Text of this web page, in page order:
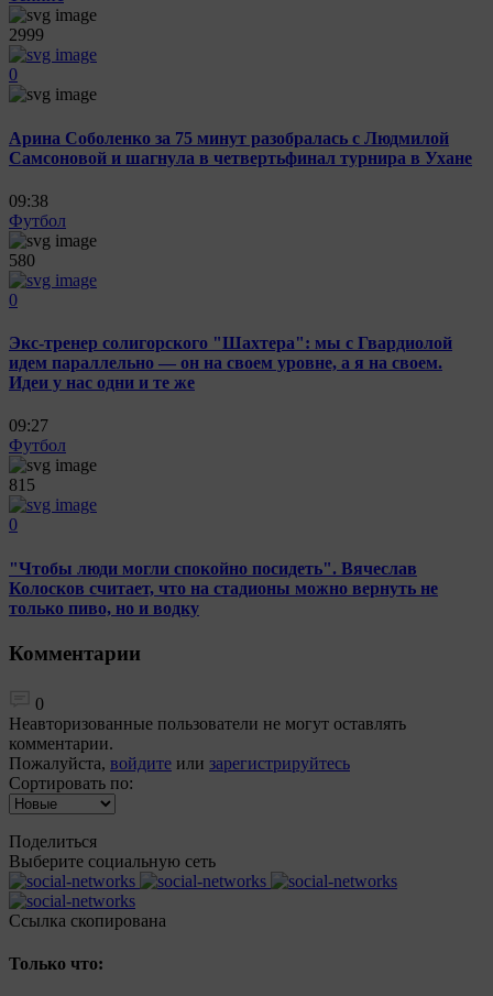
2999
0
Арина Соболенко за 75 минут разобралась с Людмилой
Самсоновой и шагнула в четвертьфинал турнира в Ухане
09:38
Футбол
580
0
Экс-тренер солигорского "Шахтера": мы с Гвардиолой
идем параллельно — он на своем уровне, а я на своем.
Идеи у нас одни и те же
09:27
Футбол
815
0
"Чтобы люди могли спокойно посидеть". Вячеслав
Колосков считает, что на стадионы можно вернуть не
только пиво, но и водку
Комментарии
0
Неавторизованные пользователи не могут оставлять
комментарии.
Пожалуйста, войдите или зарегистрируйтесь
Сортировать по:
Поделиться
Выберите социальную сеть
Ccылка скопирована
Только что: